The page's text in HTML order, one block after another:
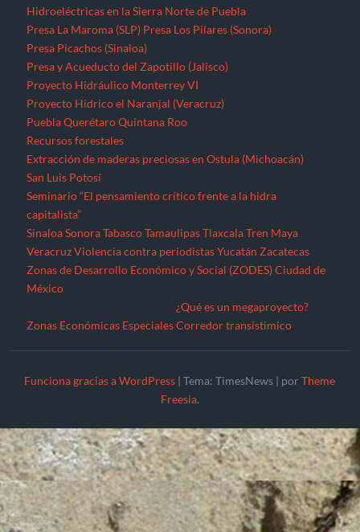
Hidroeléctricas en la Sierra Norte de Puebla
Presa La Maroma (SLP) Presa Los Pilares (Sonora)
Presa Picachos (Sinaloa)
Presa y Acueducto del Zapotillo (Jalisco)
Proyecto Hidráulico Monterrey VI
Proyecto Hídrico el Naranjal (Veracruz)
Puebla Querétaro Quintana Roo
Recursos forestales
Extracción de maderas preciosas en Ostula (Michoacán)
San Luis Potosí
Seminario “El pensamiento crítico frente a la hidra
capitalista”
Sinaloa Sonora Tabasco Tamaulipas Tlaxcala Tren Maya
Veracruz Violencia contra periodistas Yucatán Zacatecas
Zonas de Desarrollo Económico y Social (ZODES) Ciudad de
México
Zonas Económicas Especiales
¿Qué es un megaproyecto?
Corredor transístimico
Funciona gracias a WordPress |Tema: TimesNews | porTheme
Freesia.